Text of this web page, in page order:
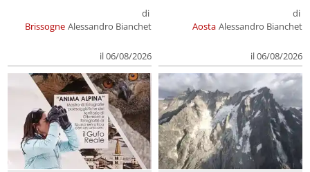
Brissogne
di
Alessandro Bianchet
il 06/08/2026
Aosta
di
Alessandro Bianchet
il 06/08/2026